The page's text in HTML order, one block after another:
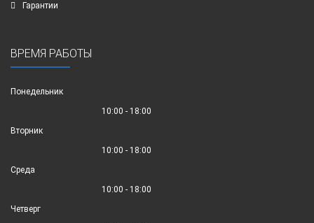
Гарантии
ВРЕМЯ РАБОТЫ
Понедельник
10:00 - 18:00
Вторник
10:00 - 18:00
Среда
10:00 - 18:00
Четверг